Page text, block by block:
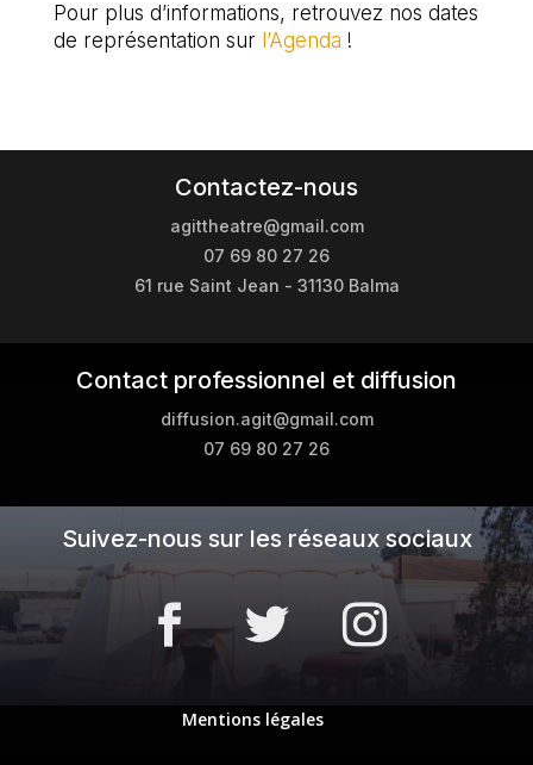
Pour plus d’informations, retrouvez nos dates
de représentation sur l’Agenda !
Contactez-nous
agittheatre@gmail.com
07 69 80 27 26
61 rue Saint Jean - 31130 Balma
Contact professionnel et diffusion
diffusion.agit@gmail.com
07 69 80 27 26
Suivez-nous sur les réseaux sociaux
Mentions légales